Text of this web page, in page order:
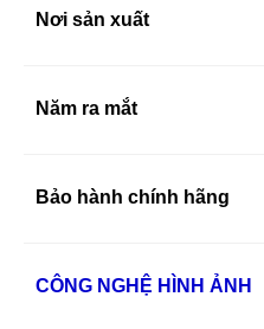
Nơi sản xuất
Năm ra mắt
Bảo hành chính hãng
CÔNG NGHỆ HÌNH ẢNH